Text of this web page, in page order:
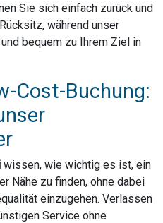
Sie sich einfach zurück und
während unser
bequem zu Ihrem Ziel in
Cost-Buchung:
wissen, wie wichtig es ist, ein
Nähe zu finden, ohne dabei
einzugehen. Verlassen
Service ohne